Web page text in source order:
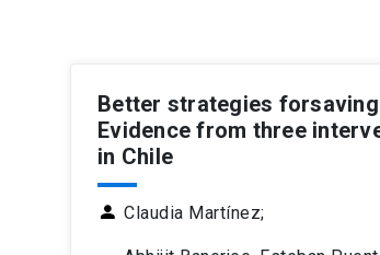
Better strategies
Evidence from three
in Chile
person Claudia Martínez;